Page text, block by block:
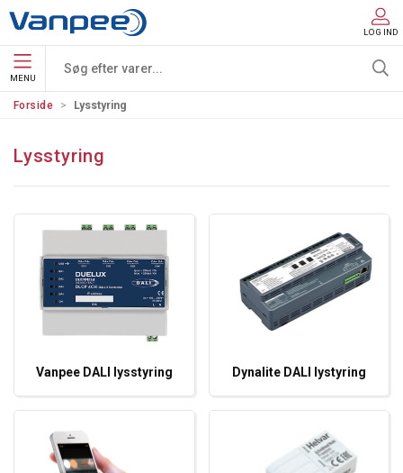
LOG IND
MENU
Forside Lysstyring
Lysstyring
Vanpee DALI lysstyring Dynalite DALI lystyring